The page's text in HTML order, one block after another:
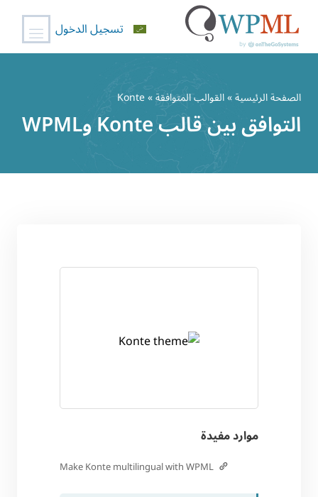
المحتوى
تسجيل الدخول
الصفحة الرئيسية»القوالب المتوافقة» Konte
التوافق بين قالب Konte وWPML
موارد مفيدة
Make Konte multilingual with WPML